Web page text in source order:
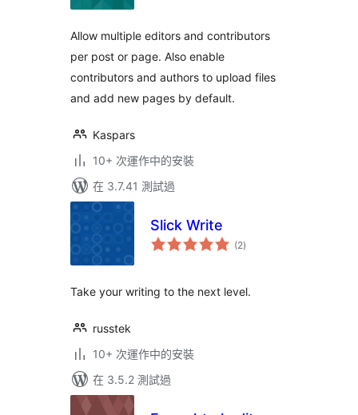
Allow multiple editors and contributors
per post or page. Also enable
contributors and authors to upload files
and add new pages by default.
Kaspars
10+ 次運作中的安裝
在 3.7.41 測試過
Slick Write
(2總
評)
Take your writing to the next level.
russtek
10+ 次運作中的安裝
在 3.5.2 測試過